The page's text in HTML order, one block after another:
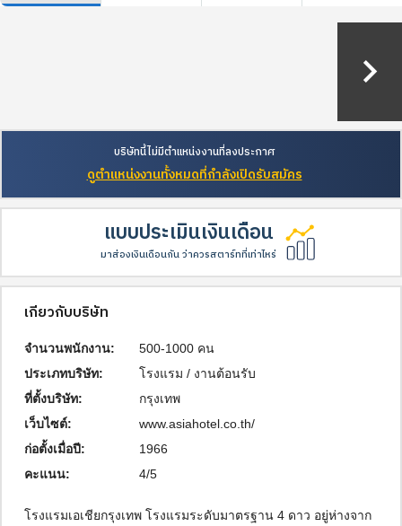
keyboard_arrow_right
บริษัทนี้ไม่มีตำแหน่งงานที่ลงประกาศ
ดูตำแหน่งงานทั้งหมดที่กำลังเปิดรับสมัคร
แบบประเมินเงินเดือน
มาส่องเงินเดือนกัน ว่าควรสตาร์ทที่เท่าไหร่
เกี่ยวกับบริษัท
จำนวนพนักงาน:
500-1000 คน
ประเภทบริษัท:
โรงแรม / งานต้อนรับ
ที่ตั้งบริษัท:
กรุงเทพ
เว็บไซต์:
www.asiahotel.co.th/
ก่อตั้งเมื่อปี:
1966
คะแนน:
4/5
โรงแรมเอเชียกรุงเทพ โรงแรมระดับมาตรฐาน 4 ดาว อยู่ห่างจาก